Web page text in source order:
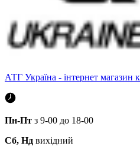
АТГ Україна - інтернет магазин
Пн-Пт з 9-00 до 18-00
Сб, Нд вихідний